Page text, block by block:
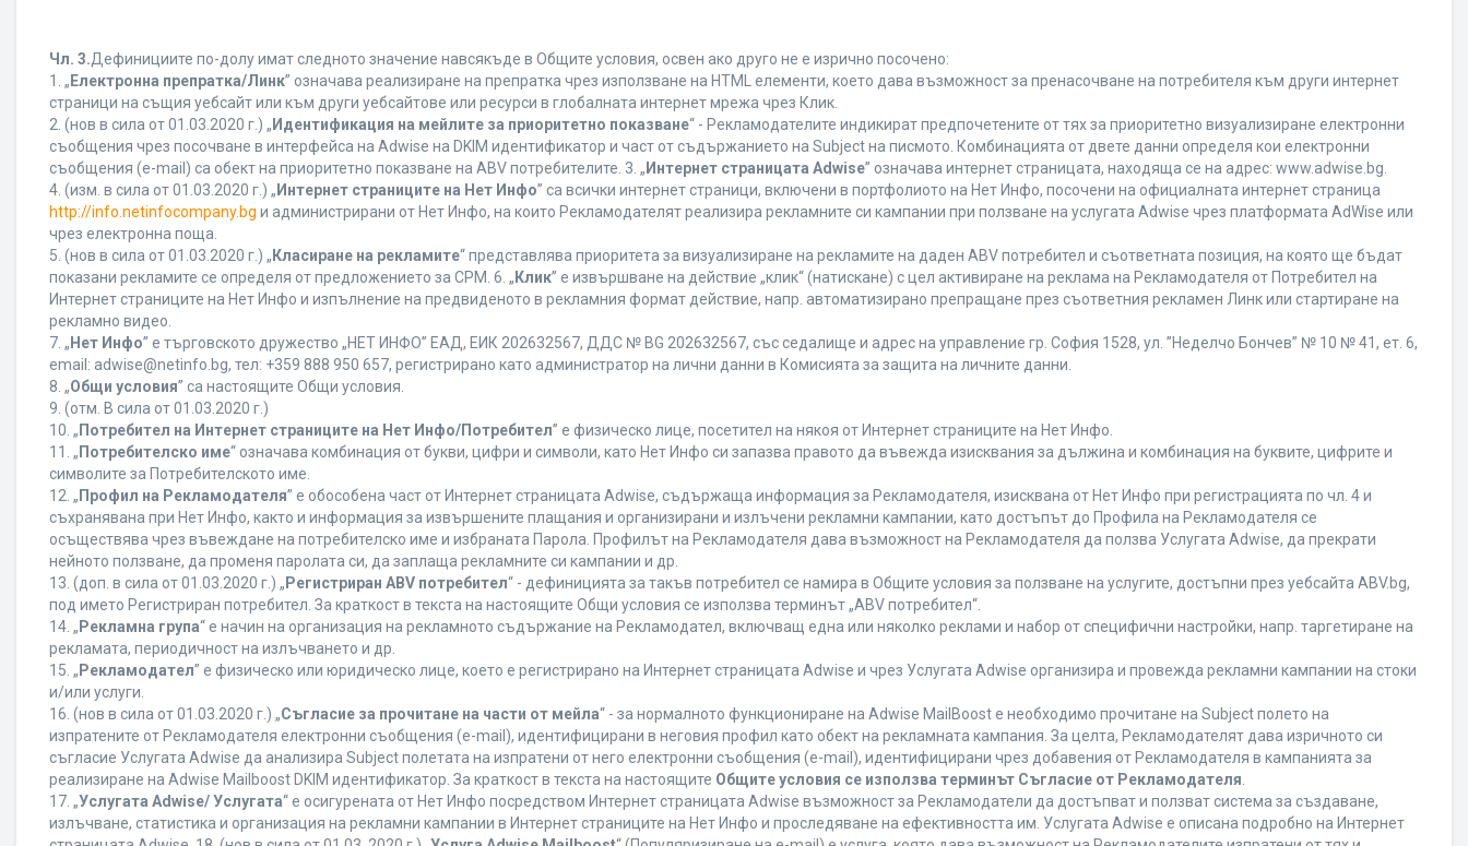
Чл. 3.Дефинициите по-долу имат следното значение навсякъде в Общите условия, освен ако друго не е изрично посочено:
1. „ Електронна препратка/Линк” означава реализиране на препратка чрез използване на HTML елементи, което дава възможност за пренасочване на потребителя към други интернет
страници на същия уебсайт или към други уебсайтове или ресурси в глобалната интернет мрежа чрез Клик.
2. (нов в сила от 01.03.2020 г.) „ Идентификация на мейлите за приоритетно показване“ - Рекламодателите индикират предпочетените от тях за приоритетно визуализиране електронни
съобщения чрез посочване в интерфейса на Adwise на DKIM идентификатор и част от съдържанието на Subject на писмото. Комбинацията от двете данни определя кои електронни
съобщения (e-mail) са обект на приоритетно показване на ABV потребителите. 3. „ Интернет страницата Adwise” означава интернет страницата, находяща се на адрес: www.adwise.bg.
4. (изм. в сила от 01.03.2020 г.) „ Интернет страниците на Нет Инфо” са всички интернет страници, включени в портфолиото на Нет Инфо, посочени на официалната интернет страница
http://info.netinfocompany.bg и администрирани от Нет Инфо, на които Рекламодателят реализира рекламните си кампании при ползване на услугата Adwise чрез платформата AdWise или
чрез електронна поща.
5. (нов в сила от 01.03.2020 г.) „ Класиране на рекламите“ представлява приоритета за визуализиране на рекламите на даден ABV потребител и съответната позиция, на която ще бъдат
показани рекламите се определя от предложението за CPM. 6. „ Клик” е извършване на действие „клик“ (натискане) с цел активиране на реклама на Рекламодателя от Потребител на
Интернет страниците на Нет Инфо и изпълнение на предвиденото в рекламния формат действие, напр. автоматизирано препращане през съответния рекламен Линк или стартиране на
рекламно видео.
7. „ Нет Инфо” е търговското дружество „НЕТ ИНФО” ЕАД, ЕИК 202632567, ДДС № BG 202632567, със седалище и адрес на управление гр. София 1528, ул. ”Неделчо Бончев” № 10 № 41, ет. 6,
еmail: adwise@netinfo.bg, тел: +359 888 950 657, регистрирано като администратор на лични данни в Комисията за защита на личните данни.
8. „Общи условия” са настоящите Общи условия.
9. (отм. В сила от 01.03.2020 г.)
10. „ Потребител на Интернет страниците на Нет Инфо/Потребител” е физическо лице, посетител на някоя от Интернет страниците на Нет Инфо.
11. „ Потребителско име“ означава комбинация от букви, цифри и символи, като Нет Инфо си запазва правото да въвежда изисквания за дължина и комбинация на буквите, цифрите и
символите за Потребителското име.
12. „ Профил на Рекламодателя” е обособена част от Интернет страницата Adwise, съдържаща информация за Рекламодателя, изисквана от Нет Инфо при регистрацията по чл. 4 и
съхранявана при Нет Инфо, както и информация за извършените плащания и организирани и излъчени рекламни кампании, като достъпът до Профила на Рекламодателя се
осъществява чрез въвеждане на потребителско име и избраната Парола. Профилът на Рекламодателя дава възможност на Рекламодателя да ползва Услугата Adwise, да прекрати
нейното ползване, да променя паролата си, да заплаща рекламните си кампании и др.
13. (доп. в сила от 01.03.2020 г.) „ Регистриран ABV потребител“ - дефиницията за такъв потребител се намира в Общите условия за ползване на услугите, достъпни през уебсайта ABV.bg,
под името Регистриран потребител. За краткост в текста на настоящите Общи условия се използва терминът „ABV потребител“.
14. „ Рекламна група“ е начин на организация на рекламното съдържание на Рекламодател, включващ една или няколко реклами и набор от специфични настройки, напр. таргетиране на
рекламата, периодичност на излъчването и др.
15. „ Рекламодател” е физическо или юридическо лице, което е регистрирано на Интернет страницата Adwise и чрез Услугата Adwise организира и провежда рекламни кампании на стоки
и/или услуги.
16. (нов в сила от 01.03.2020 г.) „Съгласие за прочитане на части от мейла“ - за нормалното функциониране на Adwise MailBoost е необходимо прочитане на Subject полето на
изпратените от Рекламодателя електронни съобщения (e-mail), идентифицирани в неговия профил като обект на рекламната кампания. За целта, Рекламодателят дава изричното си
съгласие Услугата Adwise да анализира Subject полетата на изпратени от него електронни съобщения (e-mail), идентифицирани чрез добавения от Рекламодателя в кампанията за
реализиране на Adwise Mailboost DKIM идентификатор. За краткост в текста на настоящите Общите условия се използва терминът Съгласие от Рекламодателя
17. „Услугата Adwise/ Услугата“ е осигурената от Нет Инфо посредством Интернет страницата Adwise възможност за Рекламодатели да достъпват и ползват система за създаване,
излъчване, статистика и организация на рекламни кампании в Интернет страниците на Нет Инфо и проследяване на ефективността им. Услугата Adwise е описана подробно на Интернет